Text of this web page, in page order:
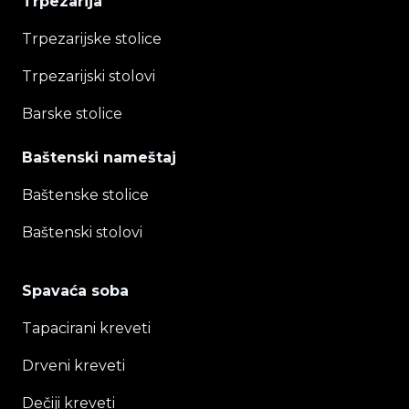
Trpezarijske stolice
Trpezarijski stolovi
Barske stolice
Baštenski nameštaj
Baštenske stolice
Baštenski stolovi
Spavaća soba
Tapacirani kreveti
Drveni kreveti
Dečiji kreveti